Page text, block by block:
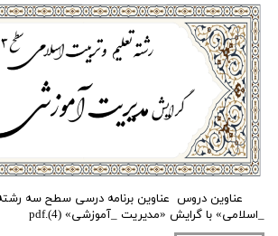
عناوین دروس عناوین برنامه درسی سطح سه
_اسلامی» با گرایش «مدیریت _آموزشی» (4).pdf